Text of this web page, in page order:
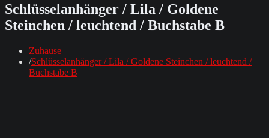
Schlüsselanhänger / Lila / Goldene
Steinchen / leuchtend / Buchstabe B
Zuhause
Schlüsselanhänger / Lila / Goldene Steinchen / leuchtend /
Buchstabe B